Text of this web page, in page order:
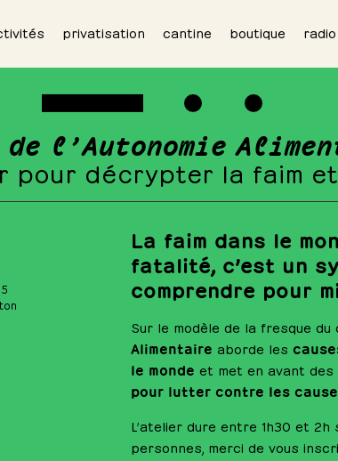
privatisation cantine boutique radio
de l’Autonomie
pour décrypter la faim
La faim dans le
fatalité, c’est un
comprendre pour
Sur le modèle de la fresque du
Alimentaire aborde les
le monde et met en avant des
pour lutter contre les
L’atelier dure entre 1h30 et
personnes, merci de vous